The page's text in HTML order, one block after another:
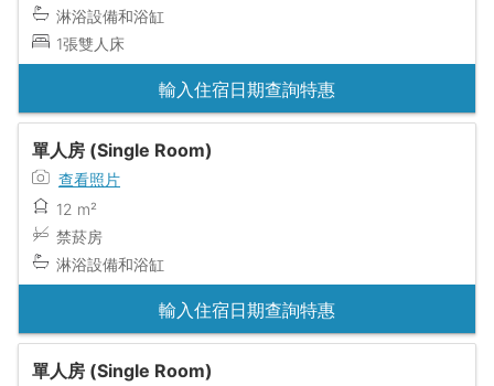
淋浴設備和浴缸
1張雙人床
輸入住宿日期查詢特惠
單人房 (Single Room)
查看照片
12 m²
禁菸房
淋浴設備和浴缸
輸入住宿日期查詢特惠
單人房 (Single Room)